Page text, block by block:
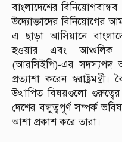
বাংলাদেশের
উদ্যোক্তাদের বিনিয়োগের
এ ছাড়া আসিয়ানে
হওয়ার এবং আঞ্চলিক
(আরসিইপি)-এর সদস্যপদ
প্রত্যাশা করেন
উত্থাপিত বিষয়গুলো
দেশের বন্ধুত্বপূর্ণ সম্পর্ক
আশা প্রকাশ করে তারা।